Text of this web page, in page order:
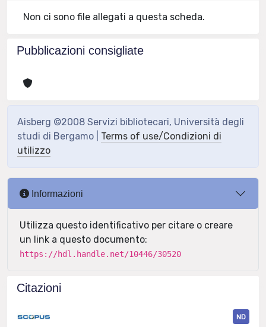
Non ci sono file allegati a questa scheda.
Pubblicazioni consigliate
Aisberg ©2008 Servizi bibliotecari, Università degli
studi di Bergamo | Terms of use/Condizioni di
utilizzo
Informazioni
Utilizza questo identificativo per citare o creare
un link a questo documento:
https://hdl.handle.net/10446/30520
Citazioni
ND